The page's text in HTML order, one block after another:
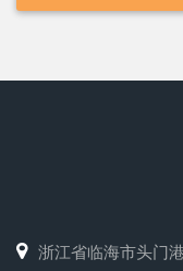
浙江省临海市头门